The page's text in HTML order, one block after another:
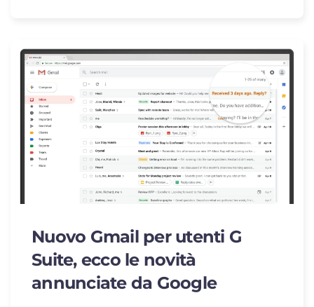
Nuovo Gmail per utenti G
Suite, ecco le novità
annunciate da Google